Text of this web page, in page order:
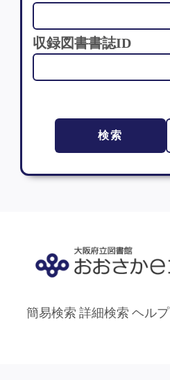
収録図書書誌ID
検索
簡易検索 詳細検索 ヘルプ